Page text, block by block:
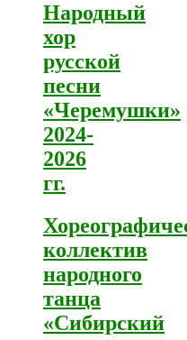
Народный
хор
русской
песни
«Черемушки»
2024-
2026
гг.
коллектив
народного
танца
«Сибирский